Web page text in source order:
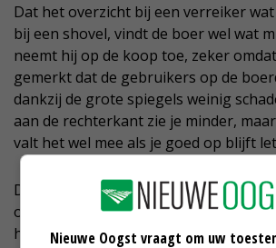
Dat het overzicht bij een verreiker
bij een shovel, vindt de boer wel wat
neemt hij op de koop toe, zeker
gemerkt dat de gebruikers op de
dankzij de grote spiegels weinig
aan de rechterkant zie je minder,
valt het wel mee als je goed op blijft
De Ruijter vindt dat dit relatief kleine
opweegt tegen het grote voordeel
heel hoog te kunnen reiken. ‘Je kan er
Nieuwe Oogst vraagt om uw